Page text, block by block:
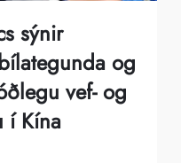
sýnir
og
vef- og
í Kína